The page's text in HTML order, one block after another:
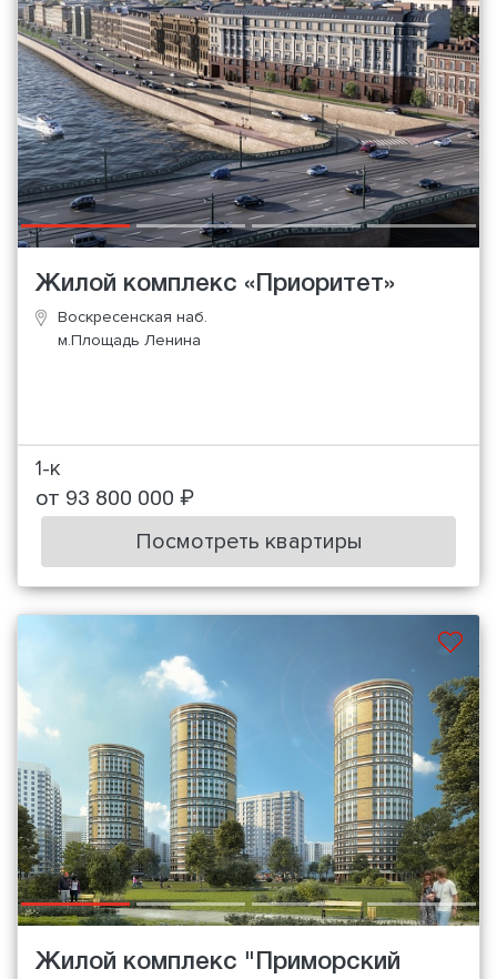
Жилой комплекс «Приоритет»
Воскресенская наб.
м.Площадь Ленина
1-к
от 93 800 000 ₽
Посмотреть квартиры
Жилой комплекс "Приморский